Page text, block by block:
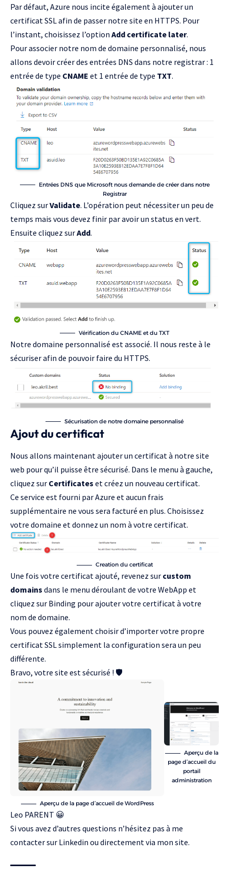
Par défaut, Azure nous incite également à ajouter un
certificat SSL afin de passer notre site en HTTPS. Pour
l’instant, choisissez l’option Add certificate later.
Pour associer notre nom de domaine personnalisé, nous
allons devoir créer des entrées DNS dans notre registrar : 1
entrée de type CNAME et 1 entrée de type TXT.
Entrées DNS que Microsoft nous demande de créer dans notre
Registrar
Cliquez surValidate. L’opération peut nécessiter un peu de
temps mais vous devez finir par avoir un status en vert.
Ensuite cliquez surAdd.
Vérification du CNAME et du TXT
Notre domaine personnalisé est associé. Il nous reste à le
sécuriser afin de pouvoir faire du HTTPS.
Sécurisation de notre domaine personnalisé
Ajout du certificat
Nous allons maintenant ajouter un certificat à notre site
web pour qu’il puisse être sécurisé. Dans le menu à gauche,
cliquez sur Certificates et créez un nouveau certificat.
Ce service est fourni par Azure et aucun frais
supplémentaire ne vous sera facturé en plus. Choisissez
votre domaine et donnez un nom à votre certificat.
Creation du certificat
Une fois votre certificat ajouté, revenez sur custom
domains dans le menu déroulant de votre WebApp et
cliquez sur Binding pour ajouter votre certificat à votre
nom de domaine.
Vous pouvez également choisir d’importer votre propre
certificat SSL simplement la configuration sera un peu
différente.
Bravo, votre site est sécurisé ! 🛡️
Aperçu de la page d’accueil de WordPress
Aperçu de la
page d’accueil du
portail
administration
Leo PARENT 😀
Si vous avez d’autres questions n’hésitez pas à me
contacter sur Linkedin ou directement via mon site.